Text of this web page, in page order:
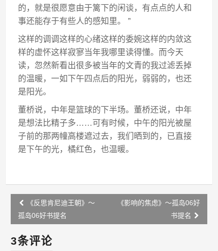
的，就是很愿意由于篱下的闲谈，有点点的人和
事还能存于有些人的感知里。 ”
这样的调调这样的心绪这样的委婉这样的内敛这
样的虚怀这样寂寥当年我哪里读得懂。而今天
读，忽然新看出很多被当年的文青的我过滤丢掉
的温暖，一如下午四点后的阳光，弱弱的，也还
是阳光。
董桥说，中年是篮球的下半场。董桥还说，中年
是想法比精子多……可有时候，中午的阳光被屋
子前的那两幢高楼遮过去，我们晒到的，已直接
是下午的光，橘红色，也温暖。
Post
navigation
《反思肯尼迪王朝》～
孤岛06好书提名
《影响的焦虑》～孤岛06好
书提名
3条评论